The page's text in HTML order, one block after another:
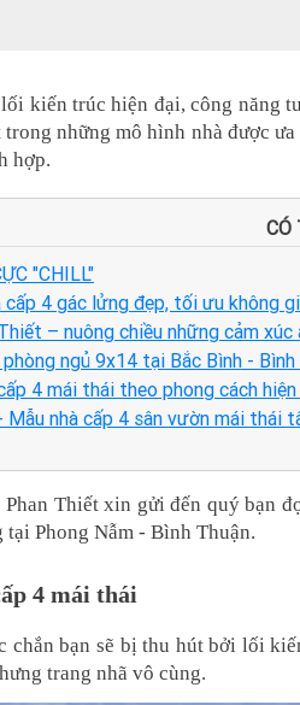
kiến trúc hiện đại, công năng
trong những mô hình nhà được
hợp.
CÓ
"CHILL"
cấp 4 gác lửng đẹp, tối ưu không
– nuông chiều những cảm xúc
ngủ 9x14 tại Bắc Bình - Bình
4 mái thái theo phong cách
nhà cấp 4 sân vườn mái thái
Thiết xin gửi đến quý bạn
Phong Nẫm - Bình Thuận.
4 mái thái
chắn bạn sẽ bị thu hút bởi lối
trang nhã vô cùng.